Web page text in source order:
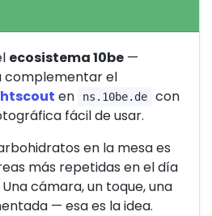
ecosistema 10be —
complementar el
en ns.10be.de
con
fácil de usar.
en la mesa es
más repetidas en el día
cámara, un toque, una
— esa es la idea.